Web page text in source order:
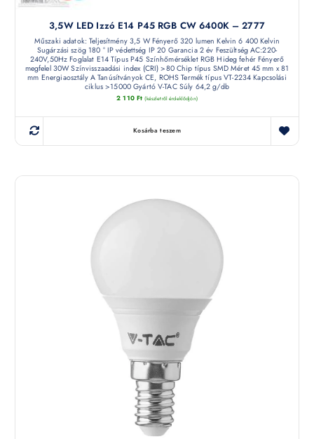
3,5W LED Izzó E14 P45 RGB CW 6400K – 2777
Műszaki adatok: Teljesítmény 3,5 W Fényerő 320 lumen Kelvin 6 400 Kelvin
Sugárzási szög 180 ° IP védettség IP 20 Garancia 2 év Feszültség AC:220-
240V,50Hz Foglalat E14 Típus P45 Színhőmérséklet RGB Hideg fehér Fényerő
megfelel 30W Színvisszaadási index (CRI) >80 Chip típus SMD Méret 45 mm x 81
mm Energiaosztály A Tanúsítványok CE, ROHS Termék típus VT-2234 Kapcsolási
ciklus >15000 Gyártó V-TAC Súly 64,2 g/db
2 110 Ft (készletről érdeklődjön)
Kosárba teszem